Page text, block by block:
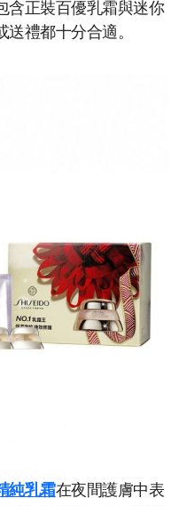
含正裝百優乳霜與迷你
禮都十分合適。
純乳霜在夜間護膚中表